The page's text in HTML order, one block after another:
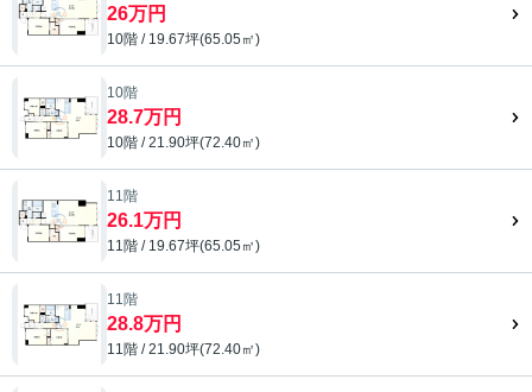
26万円
10階 / 19.67坪(65.05㎡)
10階
28.7万円
10階 / 21.90坪(72.40㎡)
11階
26.1万円
11階 / 19.67坪(65.05㎡)
11階
28.8万円
11階 / 21.90坪(72.40㎡)